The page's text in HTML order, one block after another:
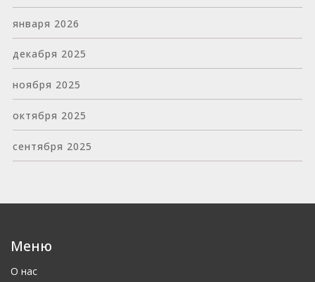
января 2026
декабря 2025
ноября 2025
октября 2025
сентября 2025
Меню
О нас